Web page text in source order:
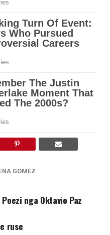
GOMEZ
nga Oktavio Paz
ruse